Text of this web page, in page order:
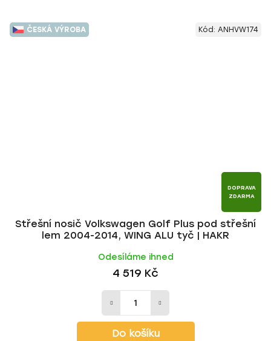
ČESKÁ VÝROBA
DOPRAVA
ZDARMA
Střešní nosič Volkswagen Golf Plus pod střešní
lem 2004-2014, WING ALU tyč | HAKR
Odesíláme ihned
4 519 Kč
Do košíku
Kód: ANHVW174